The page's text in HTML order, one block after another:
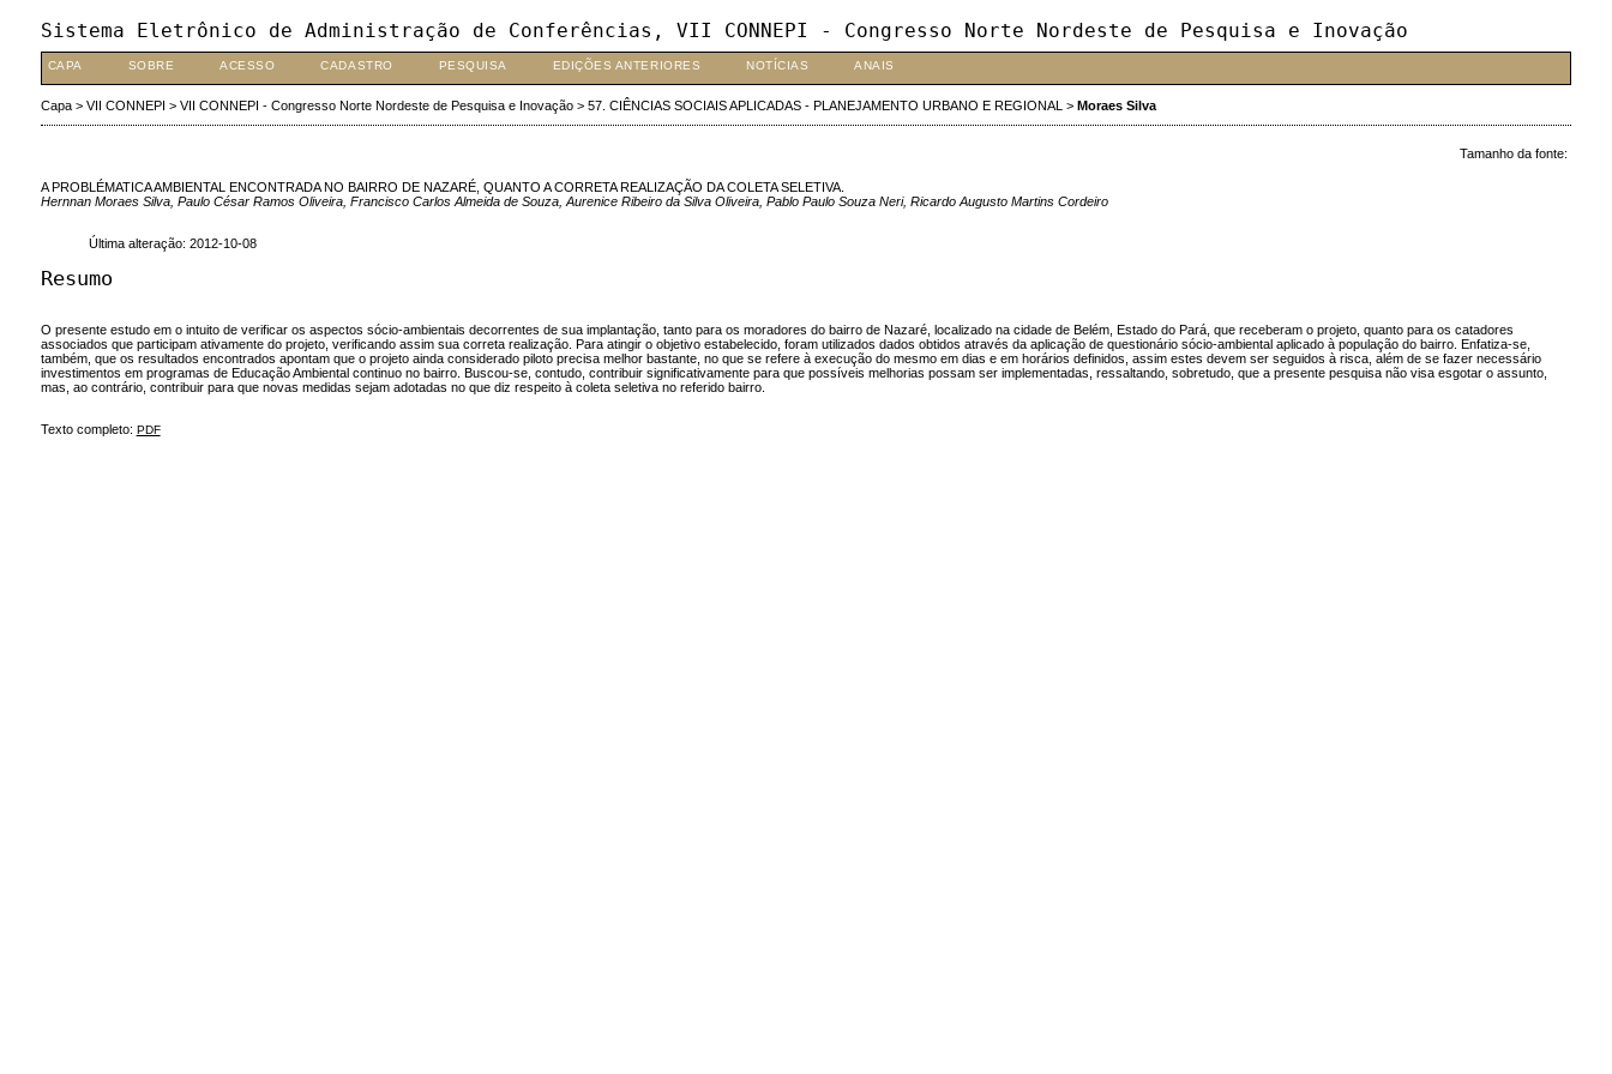
Sistema Eletrônico de Administração de Conferências, VII CONNEPI - Congresso Norte Nordeste de Pesquisa e Inovação
CAPA SOBRE ACESSO CADASTRO PESQUISA EDIÇÕES ANTERIORES NOTÍCIAS ANAIS
Capa> VII CONNEPI > VII CONNEPI - Congresso Norte Nordeste de Pesquisa e Inovação> 57. CIÊNCIAS SOCIAIS APLICADAS - PLANEJAMENTO URBANO E REGIONAL > Moraes Silva
Tamanho da fonte:
A PROBLÉMATICA AMBIENTAL ENCONTRADA NO BAIRRO DE NAZARÉ, QUANTO A CORRETA REALIZAÇÃO DA COLETA SELETIVA.
Hernnan Moraes Silva, Paulo César Ramos Oliveira, Francisco Carlos Almeida de Souza, Aurenice Ribeiro da Silva Oliveira, Pablo Paulo Souza Neri, Ricardo Augusto Martins Cordeiro
Última alteração: 2012-10-08
Resumo
O presente estudo em o intuito de verificar os aspectos sócio-ambientais decorrentes de sua implantação, tanto para os moradores do bairro de Nazaré, localizado na cidade de Belém, Estado do Pará, que receberam o projeto, quanto para os catadores
associados que participam ativamente do projeto, verificando assim sua correta realização. Para atingir o objetivo estabelecido, foram utilizados dados obtidos através da aplicação de questionário sócio-ambiental aplicado à população do bairro. Enfatiza-se,
também, que os resultados encontrados apontam que o projeto ainda considerado piloto precisa melhor bastante, no que se refere à execução do mesmo em dias e em horários definidos, assim estes devem ser seguidos à risca, além de se fazer necessário
investimentos em programas de Educação Ambiental continuo no bairro. Buscou-se, contudo, contribuir significativamente para que possíveis melhorias possam ser implementadas, ressaltando, sobretudo, que a presente pesquisa não visa esgotar o assunto,
mas, ao contrário, contribuir para que novas medidas sejam adotadas no que diz respeito à coleta seletiva no referido bairro.
Texto completo: PDF